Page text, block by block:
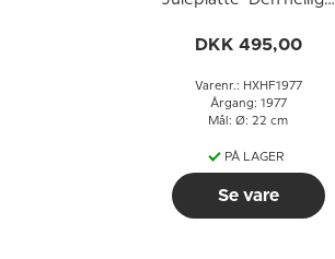
Simon i templet
DKK 495,00
Varenr.: HXHF1977
Årgang: 1977
Mål: Ø: 22 cm
PÅ LAGER
Se vare